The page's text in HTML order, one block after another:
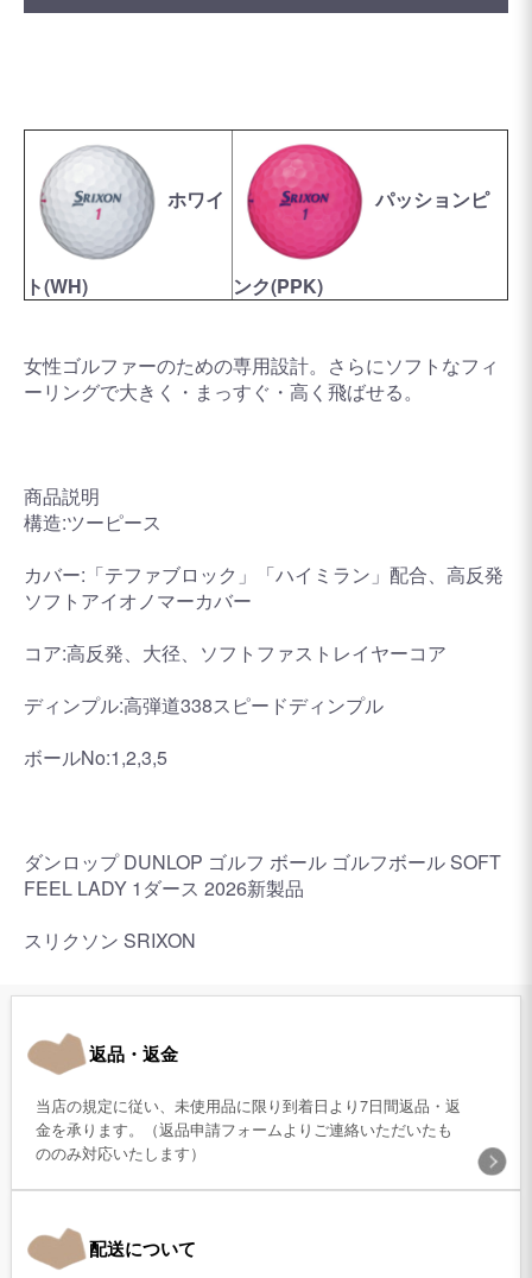
ホワイ
ト(WH)
パッションピ
ンク(PPK)
女性ゴルファーのための専用設計。さらにソフトなフィ
ーリングで大きく・まっすぐ・高く飛ばせる。
商品説明
構造:ツーピース
カバー:「テファブロック」「ハイミラン」配合、高反発
ソフトアイオノマーカバー
コア:高反発、大径、ソフトファストレイヤーコア
ディンプル:高弾道338スピードディンプル
ボールNo:1,2,3,5
ダンロップ DUNLOP ゴルフ ボール ゴルフボール SOFT
FEEL LADY 1ダース 2026新製品
スリクソン SRIXON
返品・返金
当店の規定に従い、未使用品に限り到着日より7日間返品・返
金を承ります。（返品申請フォームよりご連絡いただいたも
ののみ対応いたします）
配送について